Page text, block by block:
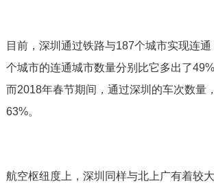
目前，深圳通过铁路与187个城市实现连
个城市的连通城市数量分别比它多出了49%
而2018年春节期间，通过深圳的车次数量
63%。
航空枢纽度上，深圳同样与北上广有着较